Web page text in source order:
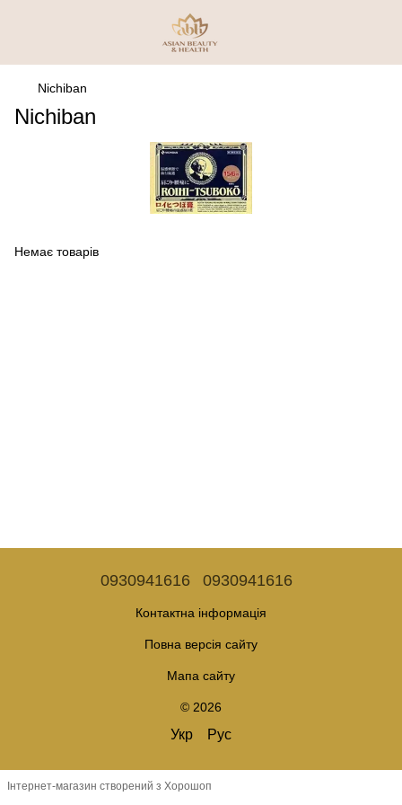
Nichiban
Nichiban
Немає товарів
0930941616 0930941616
Контактна інформація
Повна версія сайту
Мапа сайту
© 2026
Укр Рус
Інтернет-магазин створений з Хорошоп